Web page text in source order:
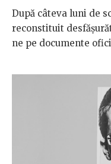
După câteva luni de
reconstituit
ne pe documente